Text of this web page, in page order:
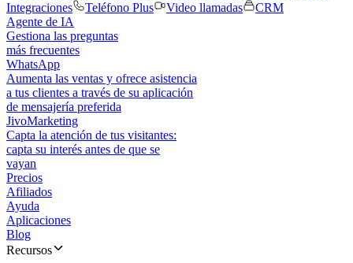
Integraciones
Teléfono Plus Video llamadas
CRM
Agente de IA
Gestiona las preguntas
más frecuentes
WhatsApp
Aumenta las ventas y ofrece asistencia
a tus clientes a través de su aplicación
de mensajería preferida
JivoMarketing
Capta la atención de tus visitantes:
capta su interés antes de que se
vayan
Precios
Afiliados
Ayuda
Aplicaciones
Blog
Recursos